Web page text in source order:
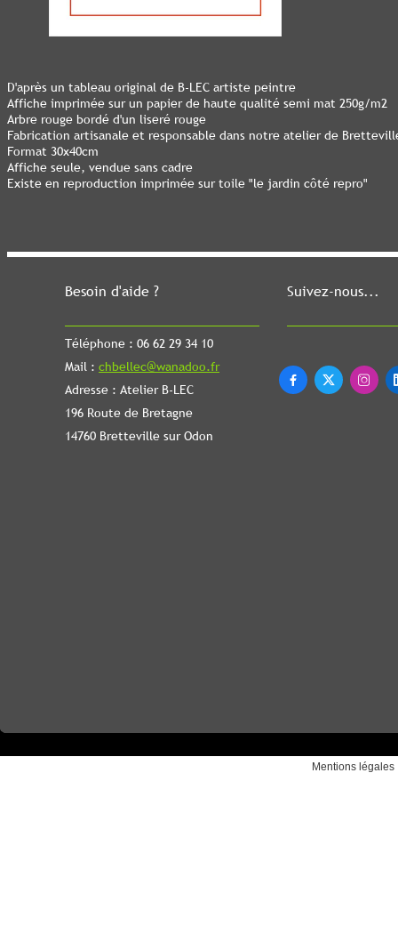
Besoin d'aide ?
Téléphone : 06 62 29 34 10
Mail : chbellec@wanadoo.fr
Adresse : Atelier B-LEC
196 Route de Bretagne
14760 Bretteville sur Odon
Suivez-nous...
  
D'après un tableau original de B-LEC artiste peintre
Affiche imprimée sur un papier de haute qualité semi mat 250g/m2
Arbre rouge bordé d'un liseré rouge
Fabrication artisanale et responsable dans notre atelier de
Format 30x40cm
Affiche seule, vendue sans cadre
Existe en reproduction imprimée sur toile "le jardin côté repro"
Mentions légales